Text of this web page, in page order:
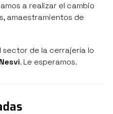
a realizar el cambio
amaestramientos de
sector de la cerrajería lo
. Le esperamos.